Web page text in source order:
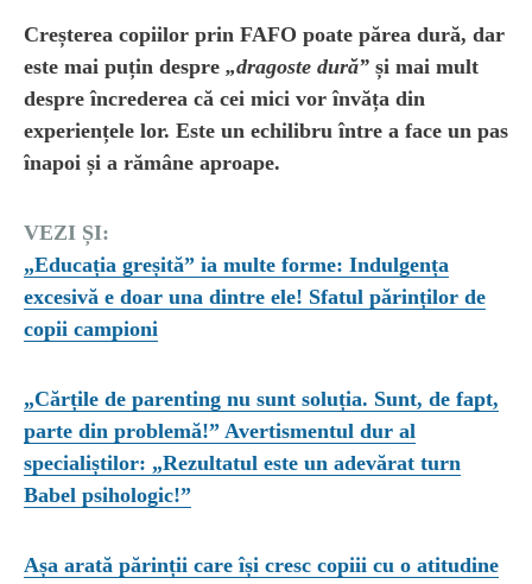
Creșterea copiilor prin FAFO poate părea dură, dar
este mai puțin despre „dragoste dură” și mai mult
despre încrederea că cei mici vor învăța din
experiențele lor. Este un echilibru între a face un pas
înapoi și a rămâne aproape.
VEZI ȘI:
„Educația greșită” ia multe forme: Indulgența
excesivă e doar una dintre ele! Sfatul părinților de
copii campioni
„Cărțile de parenting nu sunt soluția. Sunt, de fapt,
parte din problemă!” Avertismentul dur al
specialiștilor: „Rezultatul este un adevărat turn
Babel psihologic!”
Așa arată părinții care își cresc copiii cu o atitudine